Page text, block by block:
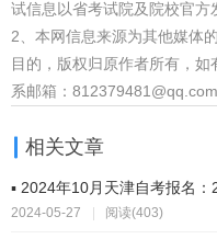
试信息以省考试院及院校官方
2、本网信息来源为其他媒体
目的，版权归原作者所有，
系邮箱：812379481@qq.com
相关文章
▪ 2024年10月天津自考报名
2024-05-27 阅读(403)